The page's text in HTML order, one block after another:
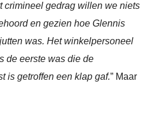
crimineel gedrag willen we niets
en gezien hoe Glennis
was. Het winkelpersoneel
de eerste was die de
is getroffen een klap gaf.” Maar